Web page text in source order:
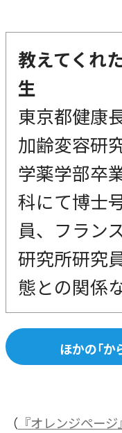
教えてくれ
生
東京都健康
加齢変容研
学薬学部卒
科にて博士
員、フラン
研究所研究
態との関係
ほかの「か
（ 『オレンジペー